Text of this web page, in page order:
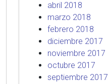
abril 2018
marzo 2018
febrero 2018
diciembre 2017
noviembre 2017
octubre 2017
septiembre 2017